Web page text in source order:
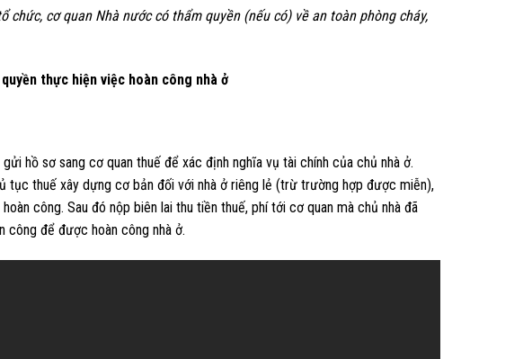
chức, cơ quan Nhà nước có thẩm quyền (nếu có) về an toàn phòng cháy,
thực hiện việc hoàn công nhà ở
hồ sơ sang cơ quan thuế để xác định nghĩa vụ tài chính của chủ nhà ở.
tục thuế xây dựng cơ bản đối với nhà ở riêng lẻ (trừ trường hợp được miễn),
công. Sau đó nộp biên lai thu tiền thuế, phí tới cơ quan mà chủ nhà đã
công để được hoàn công nhà ở.